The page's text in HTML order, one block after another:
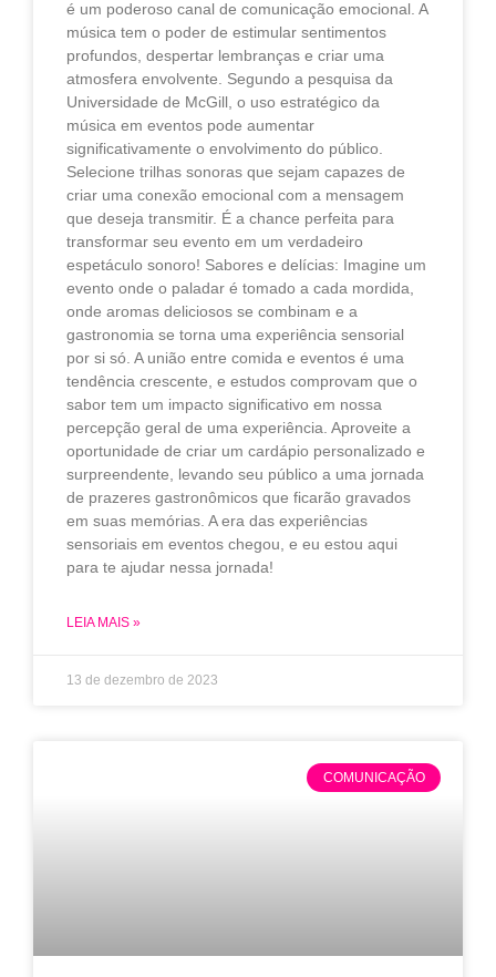
é um poderoso canal de comunicação emocional. A
música tem o poder de estimular sentimentos
profundos, despertar lembranças e criar uma
atmosfera envolvente. Segundo a pesquisa da
Universidade de McGill, o uso estratégico da
música em eventos pode aumentar
significativamente o envolvimento do público.
Selecione trilhas sonoras que sejam capazes de
criar uma conexão emocional com a mensagem
que deseja transmitir. É a chance perfeita para
transformar seu evento em um verdadeiro
espetáculo sonoro! Sabores e delícias: Imagine um
evento onde o paladar é tomado a cada mordida,
onde aromas deliciosos se combinam e a
gastronomia se torna uma experiência sensorial
por si só. A união entre comida e eventos é uma
tendência crescente, e estudos comprovam que o
sabor tem um impacto significativo em nossa
percepção geral de uma experiência. Aproveite a
oportunidade de criar um cardápio personalizado e
surpreendente, levando seu público a uma jornada
de prazeres gastronômicos que ficarão gravados
em suas memórias. A era das experiências
sensoriais em eventos chegou, e eu estou aqui
para te ajudar nessa jornada!
LEIA MAIS »
13 de dezembro de 2023
COMUNICAÇÃO